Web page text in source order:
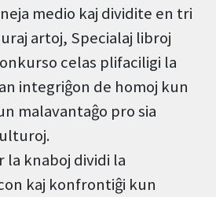
medio kaj dividite en tri
artoj, Specialaj libroj
celas plifaciligi la
integriĝon de homoj kun
malavantaĝo pro sia
la knaboj dividi la
kaj konfrontiĝi kun